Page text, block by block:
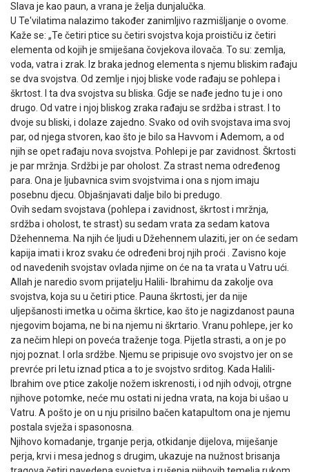
Slava je kao paun, a vrana je želja dunjalučka.
U Te'vilatima nalazimo također zanimljivo razmišljanje o ovome.
Kaže se: „Te četiri ptice su četiri svojstva koja proističu iz četiri
elementa od kojih je smiješana čovjekova ilovača. To su: zemlja,
voda, vatra i zrak. Iz braka jednog elementa s njemu bliskim rađaju
se dva svojstva. Od zemlje i njoj bliske vode rađaju se pohlepa i
škrtost. I ta dva svojstva su bliska. Gdje se nađe jedno tu je i ono
drugo. Od vatre i njoj bliskog zraka rađaju se srdžba i strast. I to
dvoje su bliski, i dolaze zajedno. Svako od ovih svojstava ima svoj
par, od njega stvoren, kao što je bilo sa Havvom i Ademom, a od
njih se opet rađaju nova svojstva. Pohlepi je par zavidnost. Škrtosti
je par mržnja. Srdžbi je par oholost. Za strast nema određenog
para. Ona je ljubavnica svim svojstvima i ona s njom imaju
posebnu djecu. Objašnjavati dalje bilo bi predugo.
Ovih sedam svojstava (pohlepa i zavidnost, škrtost i mržnja,
srdžba i oholost, te strast) su sedam vrata za sedam katova
Džehennema. Na njih će ljudi u Džehennem ulaziti, jer on će sedam
kapija imati i kroz svaku će određeni broj njih proći . Zavisno koje
od navedenih svojstav ovlada njime on će na ta vrata u Vatru ući.
Allah je naredio svom prijatelju Halili- Ibrahimu da zakolje ova
svojstva, koja su u četiri ptice. Pauna škrtosti, jer da nije
uljepšanosti imetka u očima škrtice, kao što je nagizdanost pauna
njegovim bojama, ne bi na njemu ni škrtario. Vranu pohlepe, jer ko
za nečim hlepi on poveća traženje toga. Pijetla strasti, a on je po
njoj poznat. I orla srdžbe. Njemu se pripisuje ovo svojstvo jer on se
prevrće pri letu iznad ptica a to je svojstvo srditog. Kada Halili-
Ibrahim ove ptice zakolje nožem iskrenosti, i od njih odvoji, otrgne
njihove potomke, neće mu ostati ni jedna vrata, na koja bi ušao u
Vatru. A pošto je on u nju prisilno bačen katapultom ona je njemu
postala svježa i spasonosna.
Njihovo komadanje, trganje perja, otkidanje dijelova, miješanje
perja, krvi i mesa jednog s drugim, ukazuje na nužnost brisanja